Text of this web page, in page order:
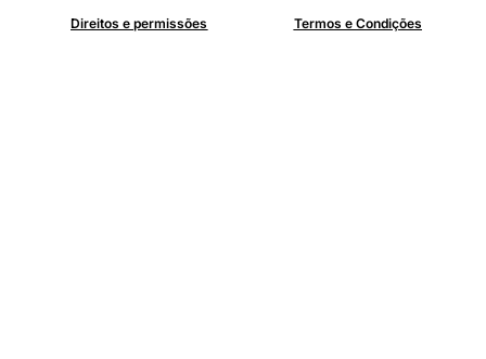
Direitos e permissões Termos e Condições